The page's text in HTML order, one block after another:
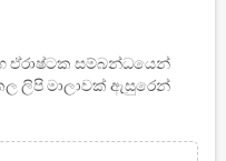
ඒරාෂ්ටක සම්බන්ධයෙන්
ලිපි මාලාවක් ඇසුරෙන්